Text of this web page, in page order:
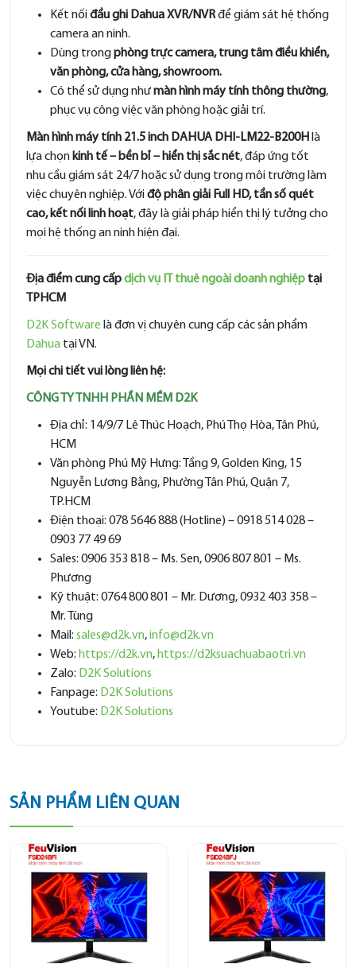
Kết nốiđầu ghi Dahua XVR/NVRđể giám sát hệ thống
camera an ninh.
Dùng trongphòng trực camera, trung tâm điều khiển,
văn phòng, cửa hàng, showroom.
Có thể sử dụng nhưmàn hình máy tính thông thường,
phục vụ công việc văn phòng hoặc giải trí.
Màn hình máy tính 21.5 inch DAHUA DHI-LM22-B200H là
lựa chọn kinh tế – bền bỉ – hiển thị sắc nét, đáp ứng tốt
nhu cầu giám sát 24/7 hoặc sử dụng trong môi trường làm
việc chuyên nghiệp. Vớiđộ phân giải Full HD, tần số quét
cao, kết nối linh hoạt, đây là giải pháp hiển thị lý tưởng cho
mọi hệ thống an ninh hiện đại.
Địa điểm cung cấpdịch vụ IT thuê ngoài doanh nghiệp tại
TPHCM
D2K Software là đơn vị chuyên cung cấp các sản phẩm
Dahua tại VN.
Mọi chi tiết vui lòng liên hệ:
CÔNG TY TNHH PHẦN MỀM D2K
Địa chỉ: 14/9/7 Lê Thúc Hoạch, Phú Thọ Hòa, Tân Phú,
HCM
Văn phòng Phú Mỹ Hưng: Tầng 9, Golden King, 15
Nguyễn Lương Bằng, Phường Tân Phú, Quận 7,
TP.HCM
Điện thoại: 078 5646 888 (Hotline) – 0918 514 028 –
0903 77 49 69
Sales: 0906 353 818 – Ms. Sen, 0906 807 801 – Ms.
Phương
Kỹ thuật: 0764 800 801 – Mr. Dương, 0932 403 358 –
Mr. Tùng
Mail: sales@d2k.vn,info@d2k.vn
Web: https://d2k.vn, https://d2ksuachuabaotri.vn
Zalo: D2K Solutions
Fanpage: D2K Solutions
Youtube: D2K Solutions
SẢN PHẨM LIÊN QUAN